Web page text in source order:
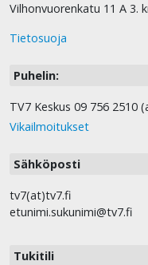
Vilhonvuorenkatu 11 A 3.
Tietosuoja
Puhelin:
TV7 Keskus 09 756 2510
Vikailmoitukset
Sähköposti
tv7(at)tv7.fi
etunimi.sukunimi@tv7.fi
Tukitili